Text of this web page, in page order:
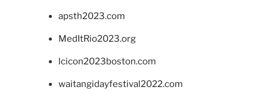
apsth2023.com
MedItRio2023.org
lcicon2023boston.com
waitangidayfestival2022.com